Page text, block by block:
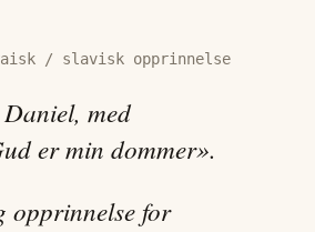
/ slavisk opprinnelse
med
er min dommer».
opprinnelse for